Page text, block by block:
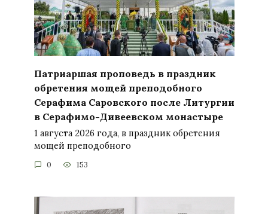
Патриаршая проповедь в праздник
обретения мощей преподобного
Серафима Саровского после Литургии
в Серафимо-Дивеевском монастыре
1 августа 2026 года, в праздник обретения
мощей преподобного
0 153